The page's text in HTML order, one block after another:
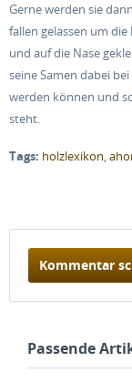
Gerne werden sie
fallen gelassen um
und auf die Nase
seine Samen dabei
werden können und
steht.
Tags: holzlexikon,
Kommentar
Passende